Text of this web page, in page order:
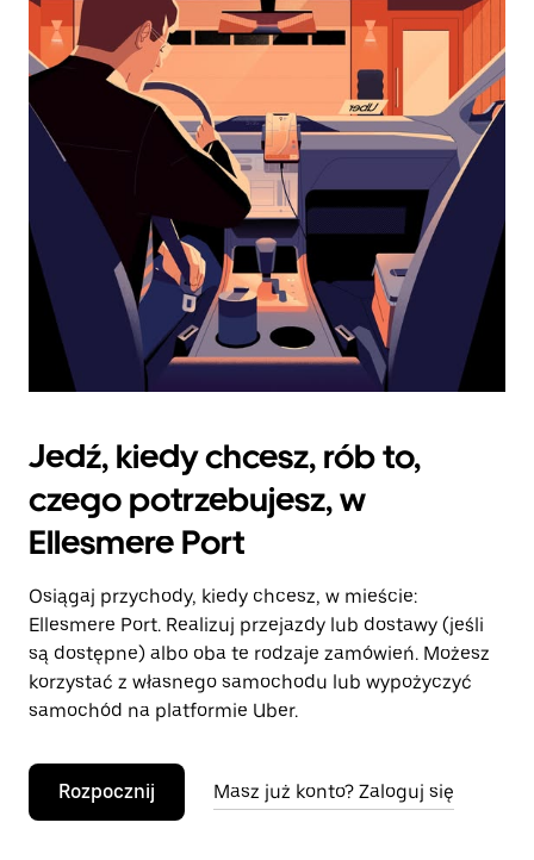
Naciśnij
klawisz
„Escape”,
aby
zamknąć
kalendarz.
Jedź, kiedy chcesz, rób to,
czego potrzebujesz, w
Ellesmere Port
Osiągaj przychody, kiedy chcesz, w mieście:
Ellesmere Port. Realizuj przejazdy lub dostawy (jeśli
są dostępne) albo oba te rodzaje zamówień. Możesz
korzystać z własnego samochodu lub wypożyczyć
samochód na platformie Uber.
Rozpocznij Masz już konto? Zaloguj się